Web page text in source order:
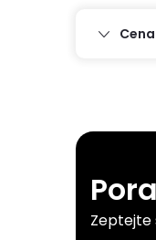
r
a
n
Cena
Zeptejte